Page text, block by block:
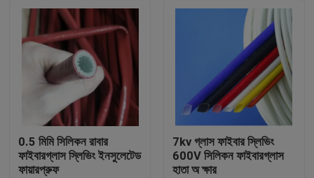
উদ্ধৃতির জন্য আবেদন
নমনীয় পিভিসি টিউবিং
তাপ সঙ্কুচিত নল
ঢেউখেলান নমনীয় টিউবিং
0.5 মিমি সিলিকন রাবার
ফাইবারগ্লাস স্লিভিং ইনসুলেটেড
ফায়ারপ্রুফ
7kv গ্লাস ফাইবার স্লিভিং
600V সিলিকন ফাইবারগ্লাস
হাতা অ ক্ষার